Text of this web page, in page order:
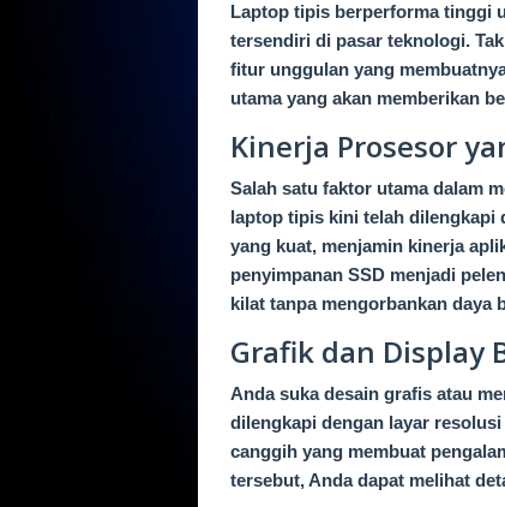
Laptop tipis berperforma tinggi
tersendiri di pasar teknologi.
fitur unggulan yang
utama yang akan memberikan
Kinerja Prosesor
Salah satu faktor utama dalam
laptop tipis kini telah dilengkapi
yang kuat, menjamin kinerja
penyimpanan SSD menjadi
kilat tanpa mengorbankan daya
Grafik dan Display
Anda suka desain grafis atau
dilengkapi dengan layar
canggih yang membuat
tersebut, Anda dapat melihat